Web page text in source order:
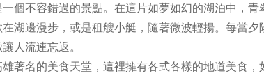
個不容錯過的景點。在這片如夢如幻的湖泊中，
湖邊漫步，或是租艘小艇，隨著微波輕揚。每當
人流連忘返。
著名的美食天堂，這裡擁有各式各樣的地道美食